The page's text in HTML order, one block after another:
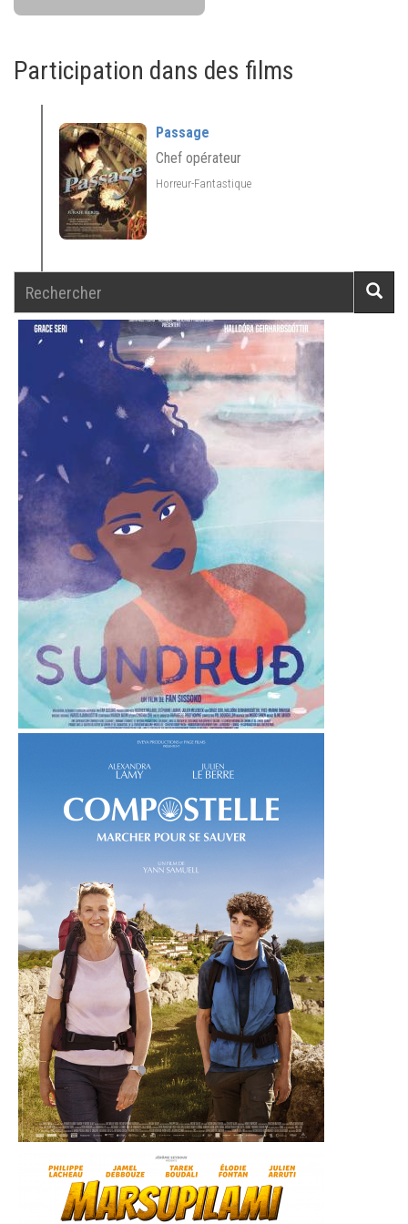
Participation dans des films
Passage
Chef opérateur
Horreur-Fantastique